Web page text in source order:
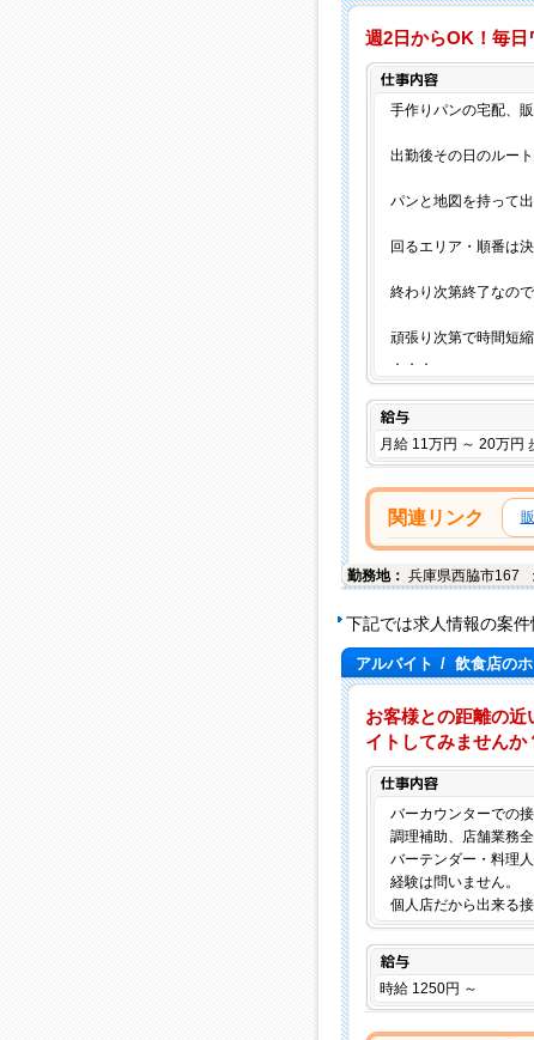
週2日からOK！毎
手作りパンの宅配、
出勤後その日のルート
パンと地図を持って
回るエリア・順番は
終わり次第終了なの
頑張り次第で時間短
．．．
給与
月給 11万円 ～ 20万円
関連リンク
勤務地： 兵庫県西脇市167
下記では求人情報の案
アルバイト / 飲食店の
お客様との距離の
イトしてみませんか
バーカウンターでの
調理補助、店舗業務
バーテンダー・料理
経験は問いません。
個人店だから出来る
給与
時給 1250円 ～